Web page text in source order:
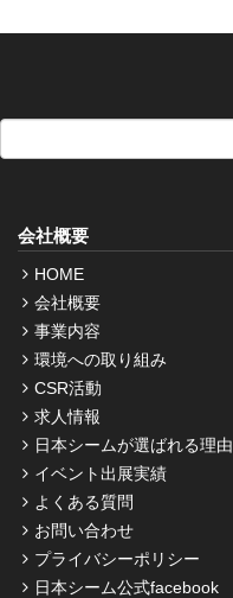
会社概要
HOME
会社概要
事業内容
環境への取り組み
CSR活動
求人情報
日本シームが選ばれる理由
イベント出展実績
よくある質問
お問い合わせ
プライバシーポリシー
日本シーム公式facebook